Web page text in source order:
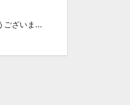
ございま…